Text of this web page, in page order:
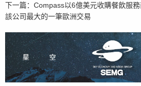
下一篇： Compass以6億美元收購餐飲服
該公司最大的一筆歐洲交易